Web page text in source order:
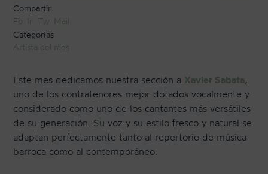
CONTACTO
NEWSLETTER
Compartir
Fb
In Tw
Mail
Categorías
Artista del mes
Este mes dedicamos nuestra sección a Xavier Sabata,
uno de los contratenores mejor dotados vocalmente y
considerado como uno de los cantantes más versátiles
de su generación. Su voz y su estilo fresco y natural se
adaptan perfectamente tanto al repertorio de música
barroca como al contemporáneo.